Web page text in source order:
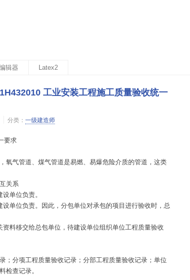
辑器 Latex2
工业安装工程施工质量验收统一
分类： 一级建造师
要求
氧气管道、煤气管道是易燃、易爆危险介质的管道，这类
关系
单位负责。
单位负责。因此，分包单位对承包的项目进行验收时，总
料移交给总包单位，待建设单位组织单位工程质量验收
；分项工程质量验收记录；分部工程质量验收记录；单位
检查记录。